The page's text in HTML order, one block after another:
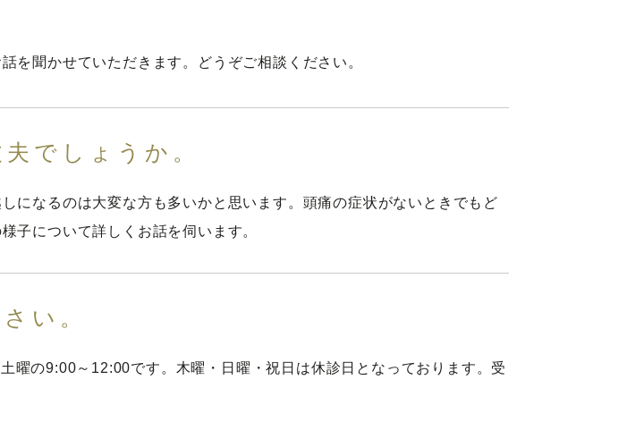
を聞かせていただきます。どうぞご相談ください。
でしょうか。
になるのは大変な方も多いかと思います。頭痛の症状がないときでもど
子について詳しくお話を伺います。
い。
曜の9:00～12:00です。木曜・日曜・祝日は休診日となっております。受